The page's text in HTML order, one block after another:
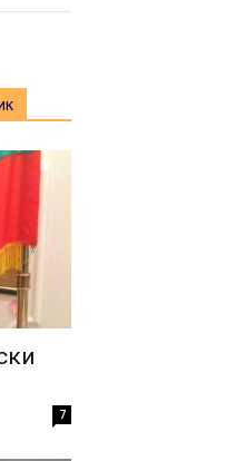
7